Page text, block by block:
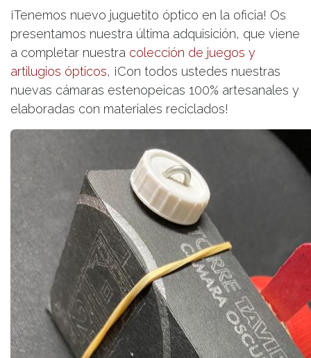
¡Tenemos nuevo juguetito óptico en la oficia! Os
presentamos nuestra última adquisición, que viene
a completar nuestra colección de juegos y
artilugios ópticos, ¡Con todos ustedes nuestras
nuevas cámaras estenopeicas 100% artesanales y
elaboradas con materiales reciclados!